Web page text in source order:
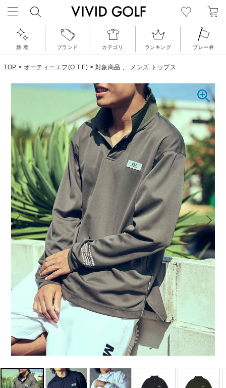
新 着 ブランド カテゴリ ランキング プレー券
TOP > オーティーエフ(O.T.F) > 対象商品 、 メンズ トップス